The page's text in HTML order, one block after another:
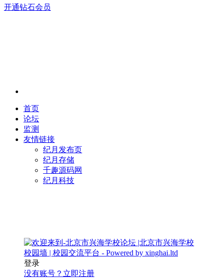
开通钻石会员
首页
论坛
监测
友情链接
纪月发布页
纪月存储
千趣源码网
纪月科技
登录
没有账号？立即注册